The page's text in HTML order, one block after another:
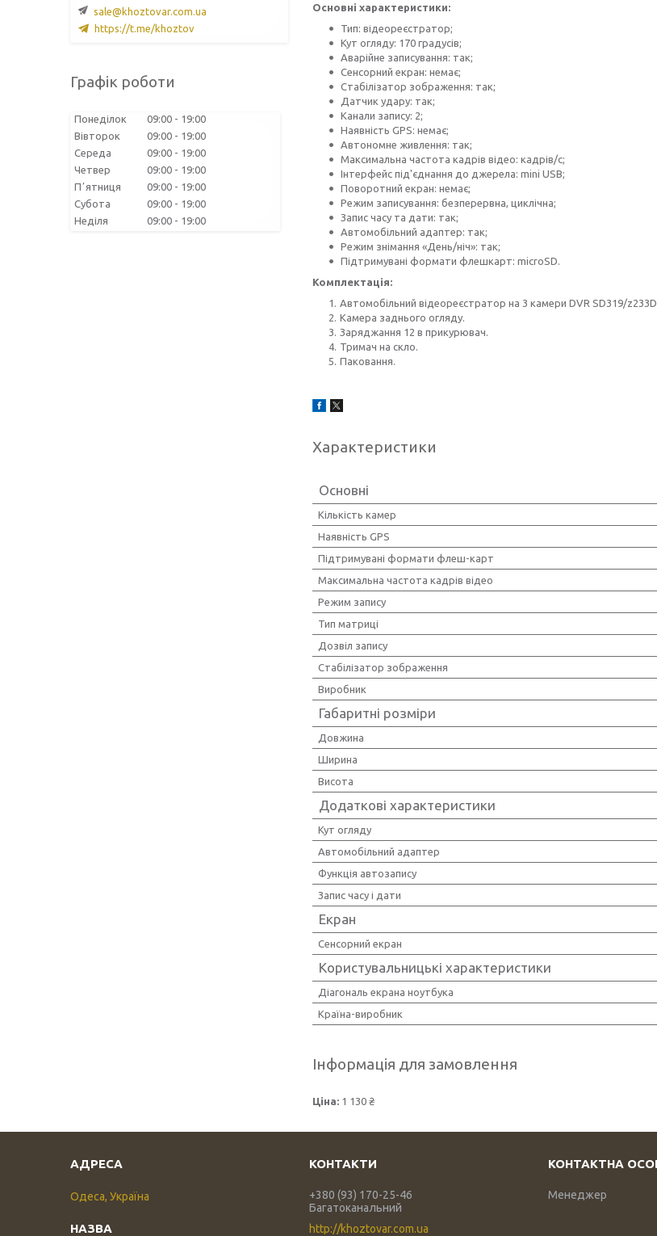
Основні характеристики:
Тип: відеореєстратор;
Кут огляду: 170 градусів;
Аварійне записування: так;
Сенсорний екран: немає;
Стабілізатор зображення: так;
Датчик удару: так;
Канали запису: 2;
Наявність GPS: немає;
Автономне живлення: так;
Максимальна частота кадрів відео: кадрів/с;
Інтерфейс під'єднання до джерела: mini USB;
Поворотний екран: немає;
Режим записування: безперервна, циклічна;
Запис часу та дати: так;
Автомобільний адаптер: так;
Режим знімання «День/ніч»: так;
Підтримувані формати флешкарт: microSD.
Комплектація:
Автомобільний відеореєстратор на 3 камери DVR SD319/z233D.
Камера заднього огляду.
Заряджання 12 в прикурювач.
Тримач на скло.
Паковання.
Характеристики
Основні
Кількість камер
Наявність GPS
Підтримувані формати флеш-карт
Максимальна частота кадрів відео
Режим запису
Тип матриці
Дозвіл запису
Стабілізатор зображення
Виробник
Габаритні розміри
Довжина
Ширина
Висота
Додаткові характеристики
Кут огляду
Автомобільний адаптер
Функція автозапису
Запис часу і дати
Екран
Сенсорний екран
Користувальницькі характеристики
Діагональ екрана ноутбука
Країна-виробник
Інформація для замовлення
Ціна: 1 130 ₴
sale@khoztovar.com.ua
https://t.me/khoztov
Графік роботи
Понеділок 09:00
19:00
Вівторок
09:00
19:00
Середа
09:00
19:00
Четвер
09:00
19:00
Пʼятниця
09:00
19:00
Субота
09:00
19:00
Неділя
09:00 19:00
Одеса, Україна
+380 (93) 170-25-46
Багатоканальний
http://khoztovar.com.ua
Менеджер